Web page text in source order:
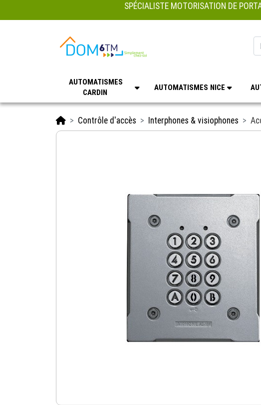
SPÉCIALISTE MOTORISATION DE
AUTOMATISMES
CARDIN
AUTOMATISMES NICE
AccueilContrôle d'accès Interphones & visiophones